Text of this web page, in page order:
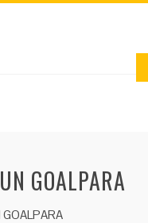
GOALPARA